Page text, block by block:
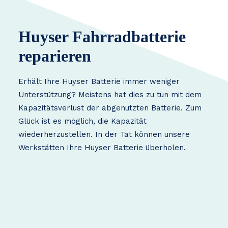
Huyser Fahrradbatterie
reparieren
Erhält Ihre Huyser Batterie immer weniger
Unterstützung? Meistens hat dies zu tun mit dem
Kapazitätsverlust der abgenutzten Batterie. Zum
Glück ist es möglich, die Kapazität
wiederherzustellen. In der Tat können unsere
Werkstätten Ihre Huyser Batterie überholen.